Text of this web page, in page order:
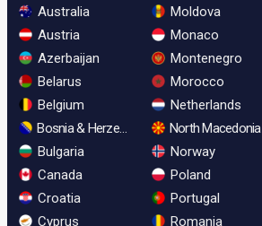
Australia
Austria
Azerbaijan
Belarus
Belgium
Bosnia & Herzegovina
Bulgaria
Canada
Croatia
Cyprus
Moldova
Monaco
Montenegro
Morocco
Netherlands
North Macedonia
Norway
Poland
Portugal
Romania